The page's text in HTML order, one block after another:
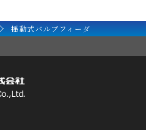
揺動式バルブフィーダ